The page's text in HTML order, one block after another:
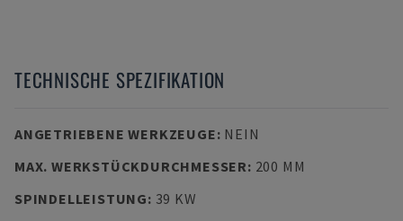
TECHNISCHE SPEZIFIKATION
ANGETRIEBENE WERKZEUGE: NEIN
MAX. WERKSTÜCKDURCHMESSER: 200 MM
SPINDELLEISTUNG: 39 KW